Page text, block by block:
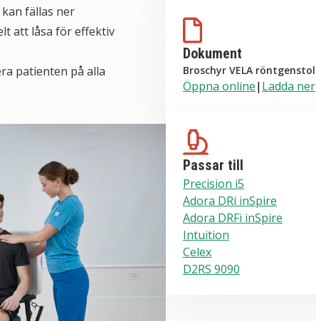
fällas ner
att låsa för effektiv
patienten på alla
Dokument
Broschyr VELA röntgenstol
Öppna online| Ladda ner
Passar till
Precision i5
Adora DRi inSpire
Adora DRFi inSpire
Intuition
Celex
D2RS 9090